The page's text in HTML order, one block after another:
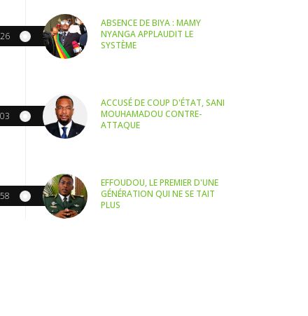
ABSENCE DE BIYA : MAMY
NYANGA APPLAUDIT LE
SYSTÈME
ACCUSÉ DE COUP D'ÉTAT, SANI
MOUHAMADOU CONTRE-
ATTAQUE
EFFOUDOU, LE PREMIER D'UNE
GÉNÉRATION QUI NE SE TAIT
PLUS